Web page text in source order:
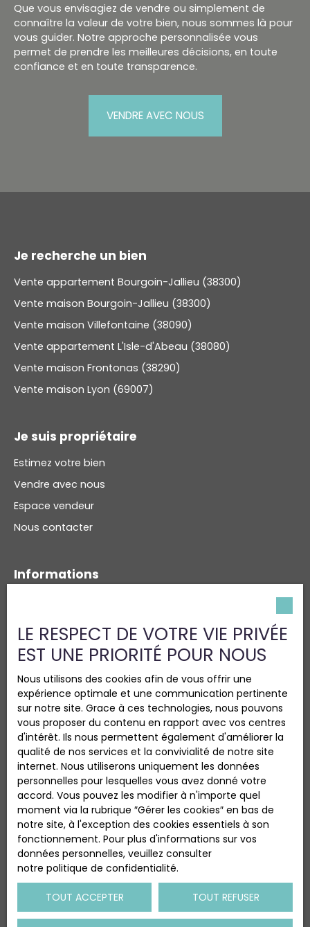
Que vous envisagiez de vendre ou simplement de
connaître la valeur de votre bien, nous sommes là pour
vous guider. Notre approche personnalisée vous
permet de prendre les meilleures décisions, en toute
confiance et en toute transparence.
VENDRE AVEC NOUS
Je recherche un bien
Vente appartement Bourgoin-Jallieu (38300)
Vente maison Bourgoin-Jallieu (38300)
Vente maison Villefontaine (38090)
Vente appartement L'Isle-d'Abeau (38080)
Vente maison Frontonas (38290)
Vente maison Lyon (69007)
Je suis propriétaire
Estimez votre bien
Vendre avec nous
Espace vendeur
Nous contacter
Informations
Mentions légales
Politique de confidentialité
Plan du site
Gérer les cookies
Propulsé par
+33 6 24 37 55 51
22 rue Joseph Cugnot
38300 Bourgoin-Jallieu
LE RESPECT DE VOTRE VIE PRIVÉE
EST UNE PRIORITÉ POUR NOUS
Nous utilisons des cookies afin de vous offrir une
expérience optimale et une communication pertinente
sur notre site. Grace à ces technologies, nous pouvons
vous proposer du contenu en rapport avec vos centres
d'intérêt. Ils nous permettent également d'améliorer la
qualité de nos services et la convivialité de notre site
internet. Nous utiliserons uniquement les données
personnelles pour lesquelles vous avez donné votre
accord. Vous pouvez les modifier à n'importe quel
moment via la rubrique ″Gérer les cookies″ en bas de
notre site, à l'exception des cookies essentiels à son
fonctionnement. Pour plus d'informations sur vos
données personnelles, veuillez consulter
notre politique de confidentialité.
TOUT ACCEPTER TOUT REFUSER